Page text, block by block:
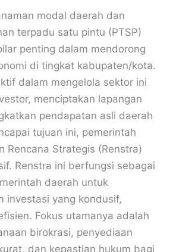
modal daerah dan
terpadu satu pintu (PTSP)
penting dalam mendorong
di tingkat kabupaten/kota.
dalam mengelola sektor ini
menciptakan lapangan
pendapatan asli daerah
tujuan ini, pemerintah
Rencana Strategis (Renstra)
Renstra ini berfungsi sebagai
daerah untuk
investasi yang kondusif,
Fokus utamanya adalah
birokrasi, penyediaan
dan kepastian hukum bagi